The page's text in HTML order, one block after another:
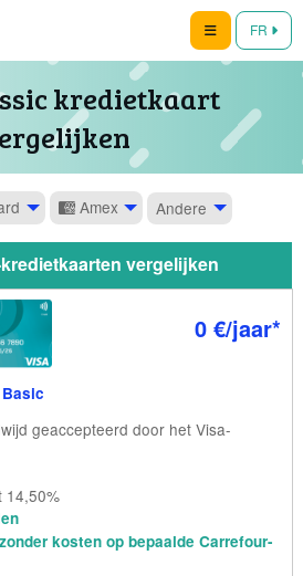
FR
kredietkaart
Amex Andere
vergelijken
0 €/jaar*
geaccepteerd door het Visa-
14,50%
kosten op bepaalde Carrefour-